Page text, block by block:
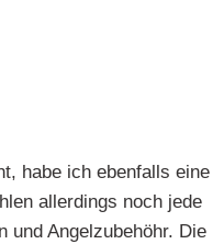
habe ich ebenfalls eine
allerdings noch jede
und Angelzubehöhr. Die